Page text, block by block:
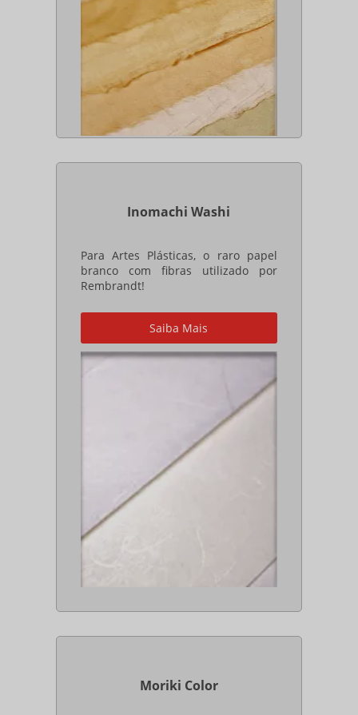
Inomachi Washi
Para Artes Plásticas, o raro papel
branco com fibras utilizado por
Rembrandt!
Saiba Mais
Moriki Color